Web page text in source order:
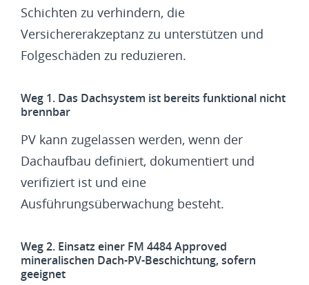
Schichten zu verhindern, die
Versichererakzeptanz zu unterstützen und
Folgeschäden zu reduzieren.
Weg 1. Das Dachsystem ist bereits funktional nicht
brennbar
PV kann zugelassen werden, wenn der
Dachaufbau definiert, dokumentiert und
verifiziert ist und eine
Ausführungsüberwachung besteht.
Weg 2. Einsatz einer FM 4484 Approved
mineralischen Dach-PV-Beschichtung, sofern
geeignet